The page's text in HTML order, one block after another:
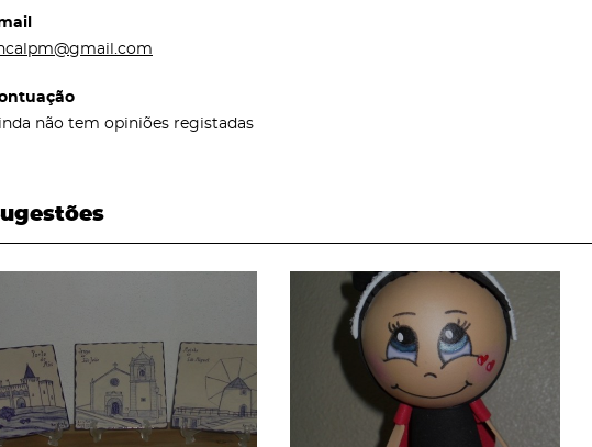
não tem opiniões registadas
page